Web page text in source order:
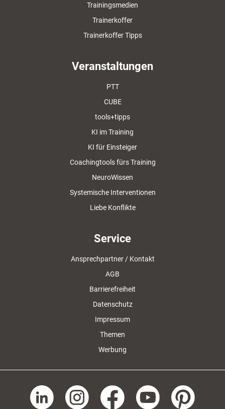
Trainingsmedien
Trainerkoffer
Trainerkoffer Tipps
Veranstaltungen
PTT
CUBE
tools+tipps
KI im Training
KI für Einsteiger
Coachingtools fürs Training
NeuroWissen
Systemische Interventionen
Liebe Konflikte
Service
Ansprechpartner / Kontakt
AGB
Barrierefreiheit
Datenschutz
Impressum
Themen
Werbung